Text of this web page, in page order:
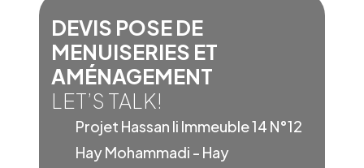
DEVIS POSE DE
MENUISERIES ET
AMÉNAGEMENT
LET’S TALK!
Projet Hassan Ii Immeuble 14 N°12
Hay Mohammadi - Hay